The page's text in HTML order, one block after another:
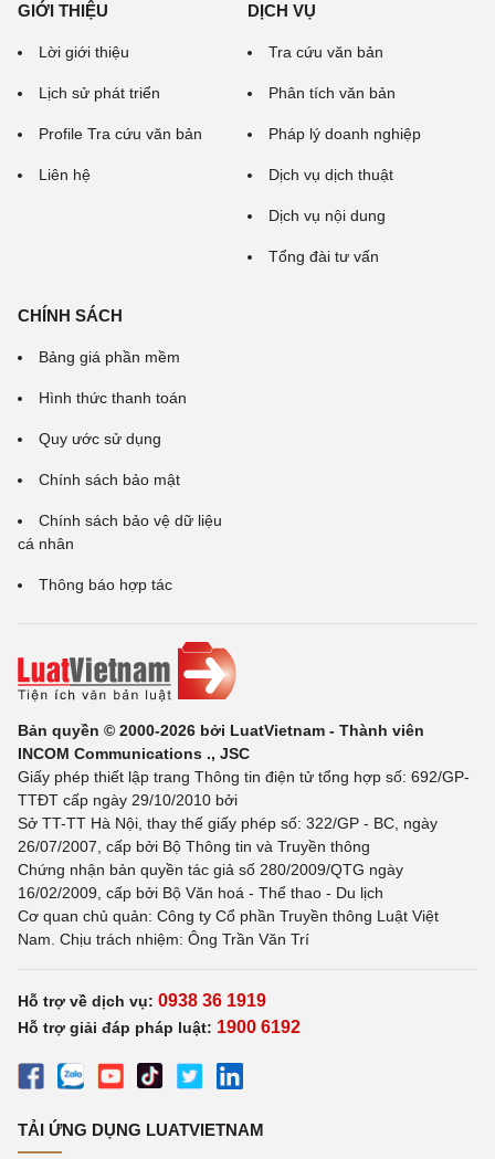
GIỚI THIỆU
Lời giới thiệu
Lịch sử phát triển
Profile Tra cứu văn bản
Liên hệ
DỊCH VỤ
Tra cứu văn bản
Phân tích văn bản
Pháp lý doanh nghiệp
Dịch vụ dịch thuật
Dịch vụ nội dung
Tổng đài tư vấn
CHÍNH SÁCH
Bảng giá phần mềm
Hình thức thanh toán
Quy ước sử dụng
Chính sách bảo mật
Chính sách bảo vệ dữ liệu
cá nhân
Thông báo hợp tác
Bản quyền © 2000-2026 bởi LuatVietnam - Thành viên
INCOM Communications ., JSC
Giấy phép thiết lập trang Thông tin điện tử tổng hợp số: 692/GP-
TTĐT cấp ngày 29/10/2010 bởi
Sở TT-TT Hà Nội, thay thế giấy phép số: 322/GP - BC, ngày
26/07/2007, cấp bởi Bộ Thông tin và Truyền thông
Chứng nhận bản quyền tác giả số 280/2009/QTG ngày
16/02/2009, cấp bởi Bộ Văn hoá - Thể thao - Du lịch
Cơ quan chủ quản: Công ty Cổ phần Truyền thông Luật Việt
Nam. Chịu trách nhiệm: Ông Trần Văn Trí
Hỗ trợ về dịch vụ: 0938 36 1919
Hỗ trợ giải đáp pháp luật: 1900 6192
TẢI ỨNG DỤNG LUATVIETNAM